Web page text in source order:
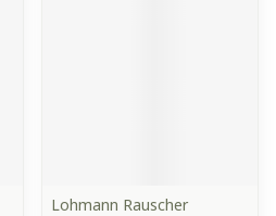
Lohmann Rauscher